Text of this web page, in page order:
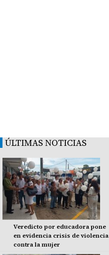
ÚLTIMAS NOTICIAS
Veredicto por educadora pone
en evidencia crisis de violencia
contra la mujer